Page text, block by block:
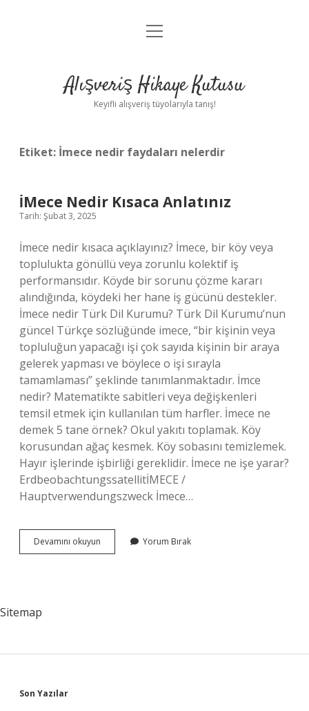
Anasayfa
Yasal Uyarı
menüyü
Alışveriş Hikaye Kutusu
Keyifli alışveriş tüyolarıyla tanış!
Etiket: İmece nedir faydaları nelerdir
İMece Nedir Kısaca Anlatınız
Tarih: Şubat 3, 2025
İmece nedir kısaca açıklayınız? İmece, bir köy veya
toplulukta gönüllü veya zorunlu kolektif iş
performansıdır. Köyde bir sorunu çözme kararı
alındığında, köydeki her hane iş gücünü destekler.
İmece nedir Türk Dil Kurumu? Türk Dil Kurumu’nun
güncel Türkçe sözlüğünde imece, “bir kişinin veya
topluluğun yapacağı işi çok sayıda kişinin bir araya
gelerek yapması ve böylece o işi sırayla
tamamlaması” şeklinde tanımlanmaktadır. İmce
nedir? Matematikte sabitleri veya değişkenleri
temsil etmek için kullanılan tüm harfler. İmece ne
demek 5 tane örnek? Okul yakıtı toplamak. Köy
korusundan ağaç kesmek. Köy sobasını temizlemek.
Hayır işlerinde işbirliği gereklidir. İmece ne işe yarar?
ErdbeobachtungssatellitİMECE /
Hauptverwendungszweck İmece…
Devamını okuyun
Nedir
Yorum Bırak
Sitemap
Sidebar
Son Yazılar